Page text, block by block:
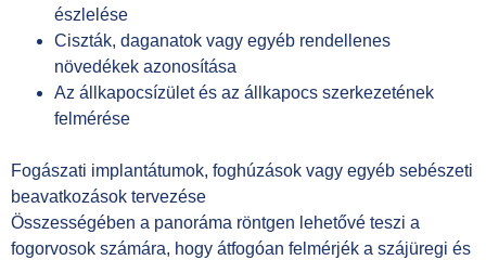
észlelése
Ciszták, daganatok vagy egyéb rendellenes
növedékek azonosítása
Az állkapocsízület és az állkapocs szerkezetének
felmérése
Fogászati implantátumok, foghúzások vagy egyéb sebészeti
beavatkozások tervezése
Összességében a panoráma röntgen lehetővé teszi a
fogorvosok számára, hogy átfogóan felmérjék a szájüregi és